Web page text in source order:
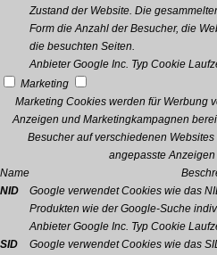
Zustand der Website. Die
Form die Anzahl der Besucher, die
die besuchten Seiten.
Anbieter Google Inc. Typ Cookie
Marketing
Marketing Cookies werden für Werbung
Anzeigen und Marketingkampagnen
Besucher auf verschiedenen
angepasste
Name
NID
Google verwendet Cookies wie das
Produkten wie der Google-Suche
Anbieter Google Inc. Typ Cookie
SID
Google verwendet Cookies wie das